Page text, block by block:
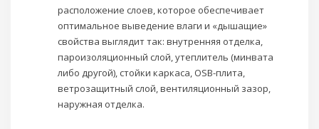
расположение слоев, которое обеспечивает
оптимальное выведение влаги и «дышащие»
свойства выглядит так: внутренняя отделка,
пароизоляционный слой, утеплитель (минвата
либо другой), стойки каркаса, OSB-плита,
ветрозащитный слой, вентиляционный зазор,
наружная отделка.